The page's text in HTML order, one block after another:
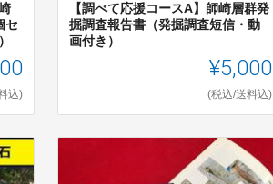
セ
込)
【調べて応援コースA】師崎層群発
掘調査報告書（発掘調査短信・動
画付き）
¥5,000
(税込/送料込)